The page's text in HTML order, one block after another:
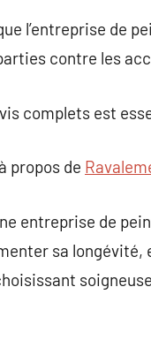
l’entreprise de
contre les
complets est
propos de
entreprise de
sa